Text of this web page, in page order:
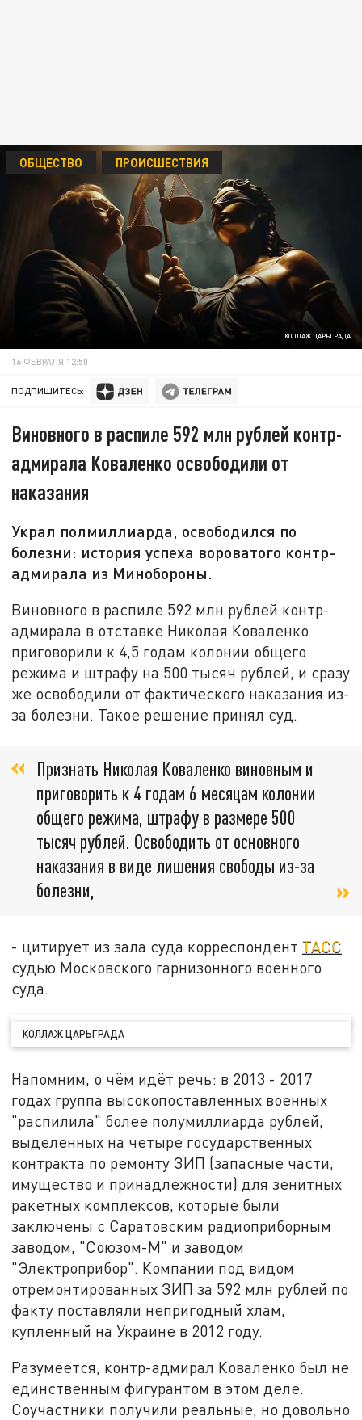
КОЛЛАЖ ЦАРЬГРАДА
ОБЩЕСТВО ПРОИСШЕСТВИЯ
16 ФЕВРАЛЯ 12:50
ПОДПИШИТЕСЬ:
Виновного в распиле 592 млн рублей контр-
адмирала Коваленко освободили от
наказания
Украл полмиллиарда, освободился по
болезни: история успеха вороватого контр-
адмирала из Минобороны.
Виновного в распиле 592 млн рублей контр-
адмирала в отставке Николая Коваленко
приговорили к 4,5 годам колонии общего
режима и штрафу на 500 тысяч рублей, и сразу
же освободили от фактического наказания из-
за болезни. Такое решение принял суд.
Признать Николая Коваленко виновным и
приговорить к 4 годам 6 месяцам колонии
общего режима, штрафу в размере 500
тысяч рублей. Освободить от основного
наказания в виде лишения свободы из-за
болезни,
- цитирует из зала суда корреспондент ТАСС
судью Московского гарнизонного военного
суда.
КОЛЛАЖ ЦАРЬГРАДА
Напомним, о чём идёт речь: в 2013 - 2017
годах группа высокопоставленных военных
"распилила" более полумиллиарда рублей,
выделенных на четыре государственных
контракта по ремонту ЗИП (запасные части,
имущество и принадлежности) для зенитных
ракетных комплексов, которые были
заключены с Саратовским радиоприборным
заводом, "Союзом-М" и заводом
"Электроприбор". Компании под видом
отремонтированных ЗИП за 592 млн рублей по
факту поставляли непригодный хлам,
купленный на Украине в 2012 году.
Разумеется, контр-адмирал Коваленко был не
единственным фигурантом в этом деле.
Соучастники получили реальные, но довольно